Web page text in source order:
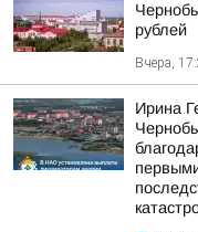
рублей
Вчера,
Ирина